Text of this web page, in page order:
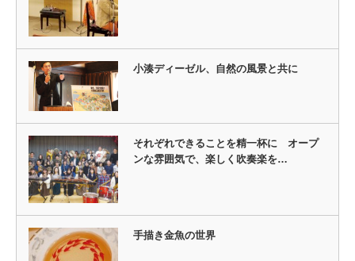
小湊ディーゼル、自然の風景と共に
それぞれできることを精一杯に オープ
ンな雰囲気で、楽しく吹奏楽を…
手描き金魚の世界